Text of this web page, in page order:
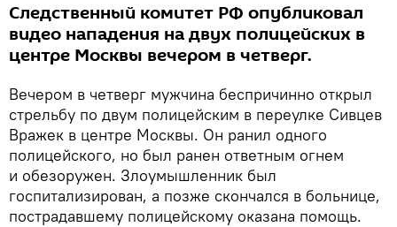
Следственный комитет РФ опубликовал
видео нападения на двух полицейских в
центре Москвы вечером в четверг.
Вечером в четверг мужчина беспричинно открыл
стрельбу по двум полицейским в переулке Сивцев
Вражек в центре Москвы. Он ранил одного
полицейского, но был ранен ответным огнем
и обезоружен. Злоумышленник был
госпитализирован, а позже скончался в больнице,
пострадавшему полицейскому оказана помощь.